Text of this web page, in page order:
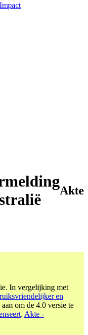
Akte
In vergelijking met
en
om de 4.0 versie te
. Akte -